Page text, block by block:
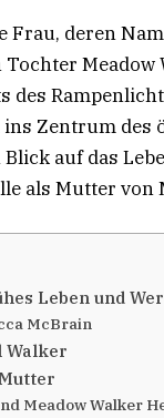
Frau, deren
Meadow
des
Zentrum
auf das
als Mutter von
Leben und
McBrain
Walker
Meadow Walker